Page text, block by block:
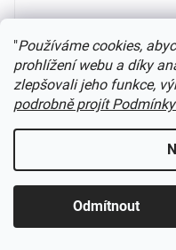
"Používáme cookies,
prohlížení webu a díky
zlepšovali jeho funkce,
podrobně projít
Odmítnout
3 090 Kč
Zvýhodněná cena